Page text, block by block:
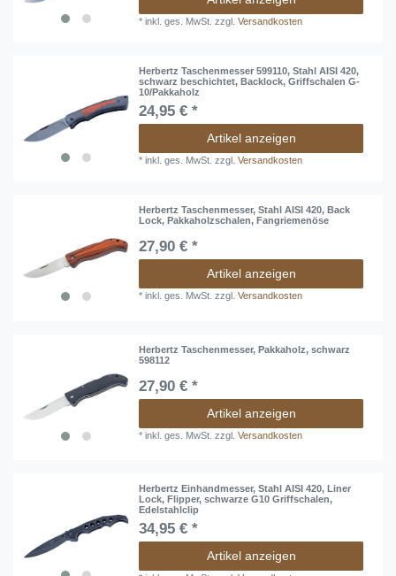
*inkl. ges. MwSt. zzgl.Versandkosten
Herbertz Taschenmesser 599110, Stahl AISI 420,
schwarz beschichtet, Backlock, Griffschalen G-
10/Pakkaholz
24,95 € *
Artikel anzeigen
*inkl. ges. MwSt. zzgl.Versandkosten
Herbertz Taschenmesser, Stahl AISI 420, Back
Lock, Pakkaholzschalen, Fangriemenöse
27,90 € *
Artikel anzeigen
*inkl. ges. MwSt. zzgl.Versandkosten
Herbertz Taschenmesser, Pakkaholz, schwarz
598112
27,90 € *
Artikel anzeigen
*inkl. ges. MwSt. zzgl.Versandkosten
Herbertz Einhandmesser, Stahl AISI 420, Liner
Lock, Flipper, schwarze G10 Griffschalen,
Edelstahlclip
34,95 € *
Artikel anzeigen